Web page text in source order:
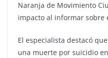
Naranja de Movimiento
impacto al informar sobre
El especialista destacó
una muerte por suicidio